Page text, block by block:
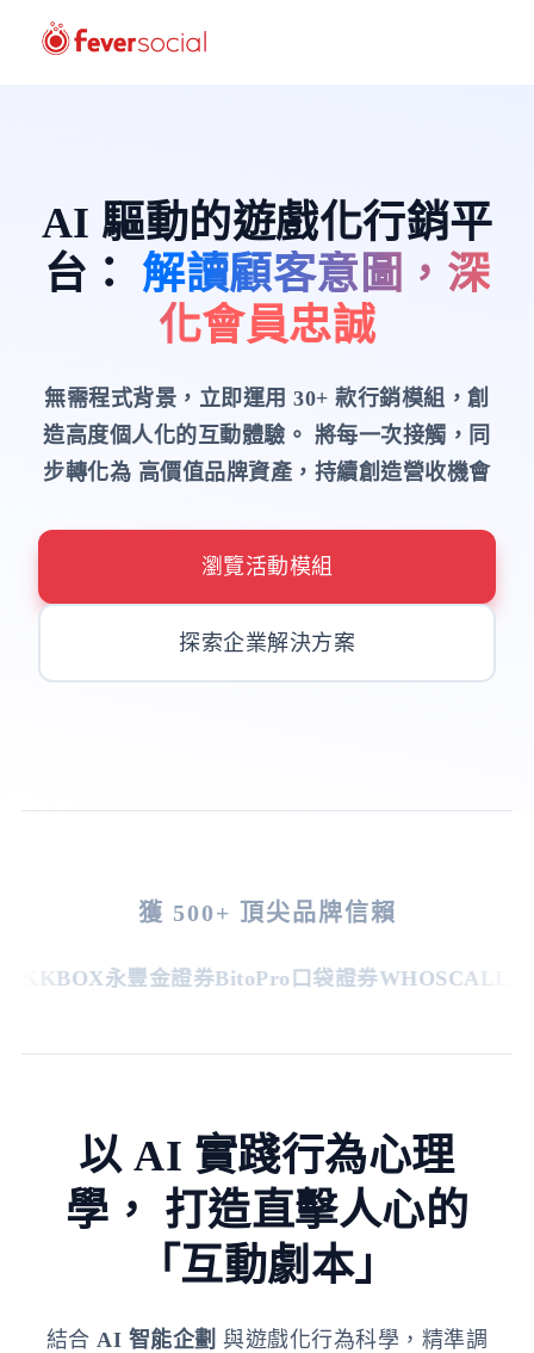
AI 驅動的遊戲化行銷平
台 ： 解讀顧客意圖，深
化會員忠誠
無需程式背景，立即運用 30+ 款行銷模組，創
造高度個人化的互動體驗。 將每一次接觸，同
步轉化為 高價值品牌資產，持續創造營收機會
瀏覽活動模組
探索企業解決方案
獲 500+ 頂尖品牌信賴
永豐金證券BitoPro口袋證券WHOSCALL台灣
以 AI 實踐行為心理
學， 打造直擊人心的
「互動劇本」
結合 AI 智能企劃 與遊戲化行為科學，精準調